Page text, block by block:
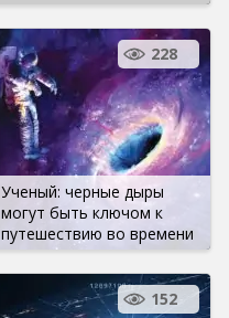
Ученый: черные дыры
могут быть ключом к
путешествию во времени
228
152